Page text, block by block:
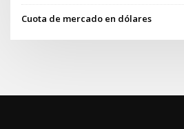
Cuota de mercado en dólares